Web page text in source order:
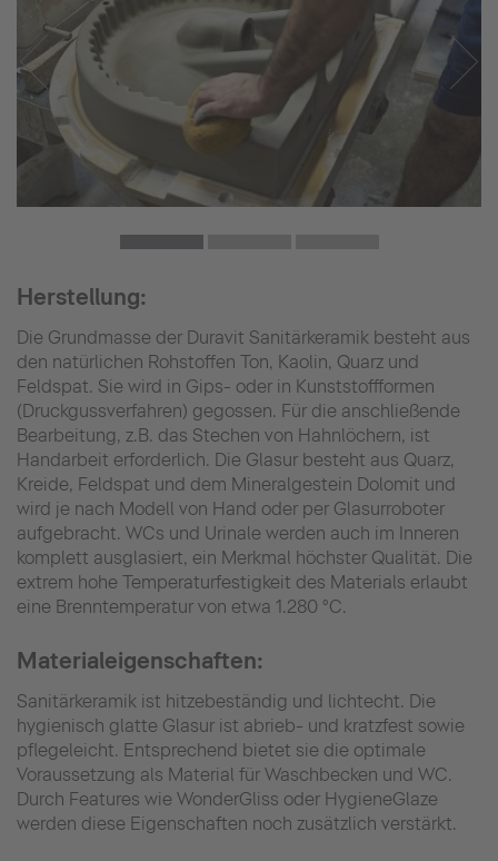
Herstellung:
Die Grundmasse der Duravit Sanitärkeramik besteht aus
den natürlichen Rohstoffen Ton, Kaolin, Quarz und
Feldspat. Sie wird in Gips- oder in Kunststoffformen
(Druckgussverfahren) gegossen. Für die anschließende
Bearbeitung, z.B. das Stechen von Hahnlöchern, ist
Handarbeit erforderlich. Die Glasur besteht aus Quarz,
Kreide, Feldspat und dem Mineralgestein Dolomit und
wird je nach Modell von Hand oder per Glasurroboter
aufgebracht. WCs und Urinale werden auch im Inneren
komplett ausglasiert, ein Merkmal höchster Qualität. Die
extrem hohe Temperaturfestigkeit des Materials erlaubt
eine Brenntemperatur von etwa 1.280 °C.
Materialeigenschaften:
Sanitärkeramik ist hitzebeständig und lichtecht. Die
hygienisch glatte Glasur ist abrieb- und kratzfest sowie
pflegeleicht. Entsprechend bietet sie die optimale
Voraussetzung als Material für Waschbecken und WC.
Durch Features wie WonderGliss oder HygieneGlaze
werden diese Eigenschaften noch zusätzlich verstärkt.